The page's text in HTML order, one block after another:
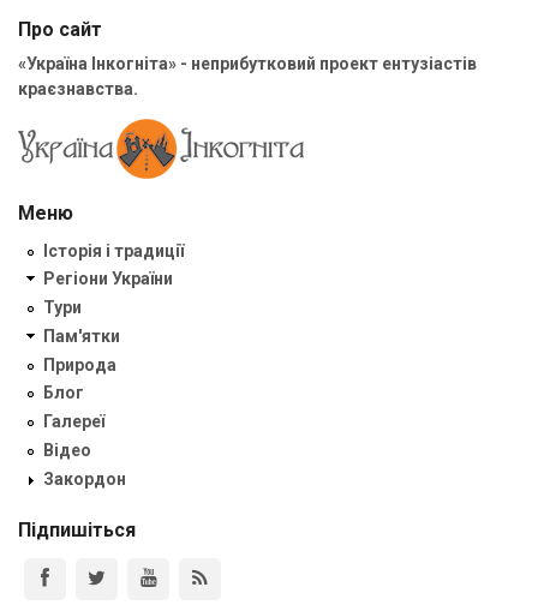
Про сайт
«Україна Інкогніта» - неприбутковий проект ентузіастів
краєзнавства.
Меню
Історія і традиції
Регіони України
Тури
Пам'ятки
Природа
Блог
Галереї
Відео
Закордон
Підпишіться